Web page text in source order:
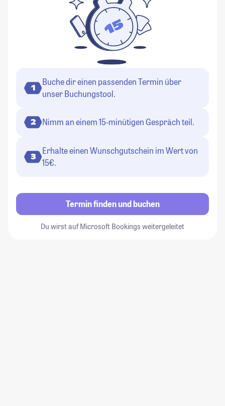
1
Buche dir einen passenden Termin über
unser Buchungstool.
2 Nimm an einem 15-minütigen Gespräch teil.
3
Erhalte einen Wunschgutschein im Wert von
15€.
Termin finden und buchen
Du wirst auf Microsoft Bookings weitergeleitet